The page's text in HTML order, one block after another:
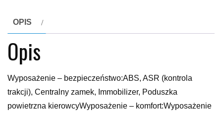
OPIS
Opis
Wyposażenie – bezpieczeństwo:ABS, ASR (kontrola
trakcji), Centralny zamek, Immobilizer, Poduszka
powietrzna kierowcyWyposażenie – komfort:Wyposażenie